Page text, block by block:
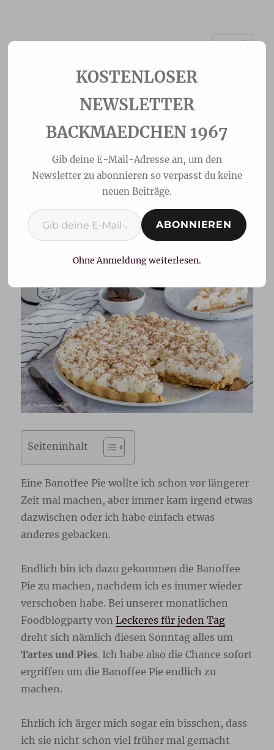
Banoffee Pie
Seiteninhalt
Eine Banoffee Pie wollte ich schon vor längerer
Zeit mal machen, aber immer kam irgend etwas
dazwischen oder ich habe einfach etwas
anderes gebacken.
Endlich bin ich dazu gekommen die Banoffee
Pie zu machen, nachdem ich es immer wieder
verschoben habe. Bei unserer monatlichen
Foodblogparty vonLeckeres für jeden Tag
dreht sich nämlich diesen Sonntag alles um
Tartes und Pies. Ich habe also die Chance sofort
ergriffen um die Banoffee Pie endlich zu
machen.
Ehrlich ich ärger mich sogar ein bisschen, dass
ich sie nicht schon viel früher mal gemacht
NEWSLETTER
BACKMAEDCHEN 1967
Gib deine E-Mail-Adresse an, um den
Newsletter zu abonnieren so verpasst du keine
neuen Beiträge.
Gib deine E-Mail-Adresse ein ...
ABONNIEREN
Ohne Anmeldung weiterlesen.